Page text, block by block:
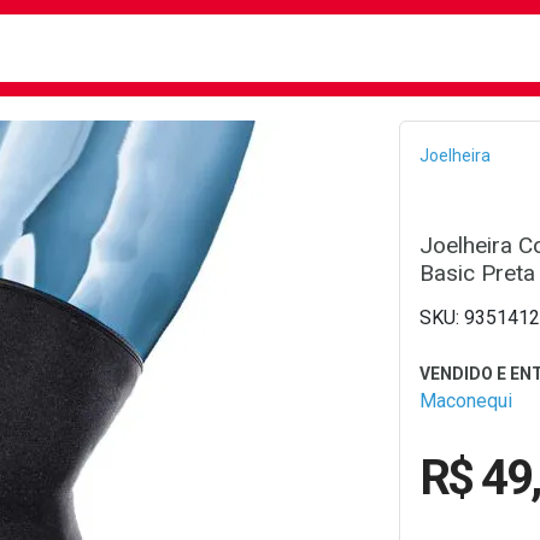
Joelheira
Joelheira
Basic
Maconequi
R$